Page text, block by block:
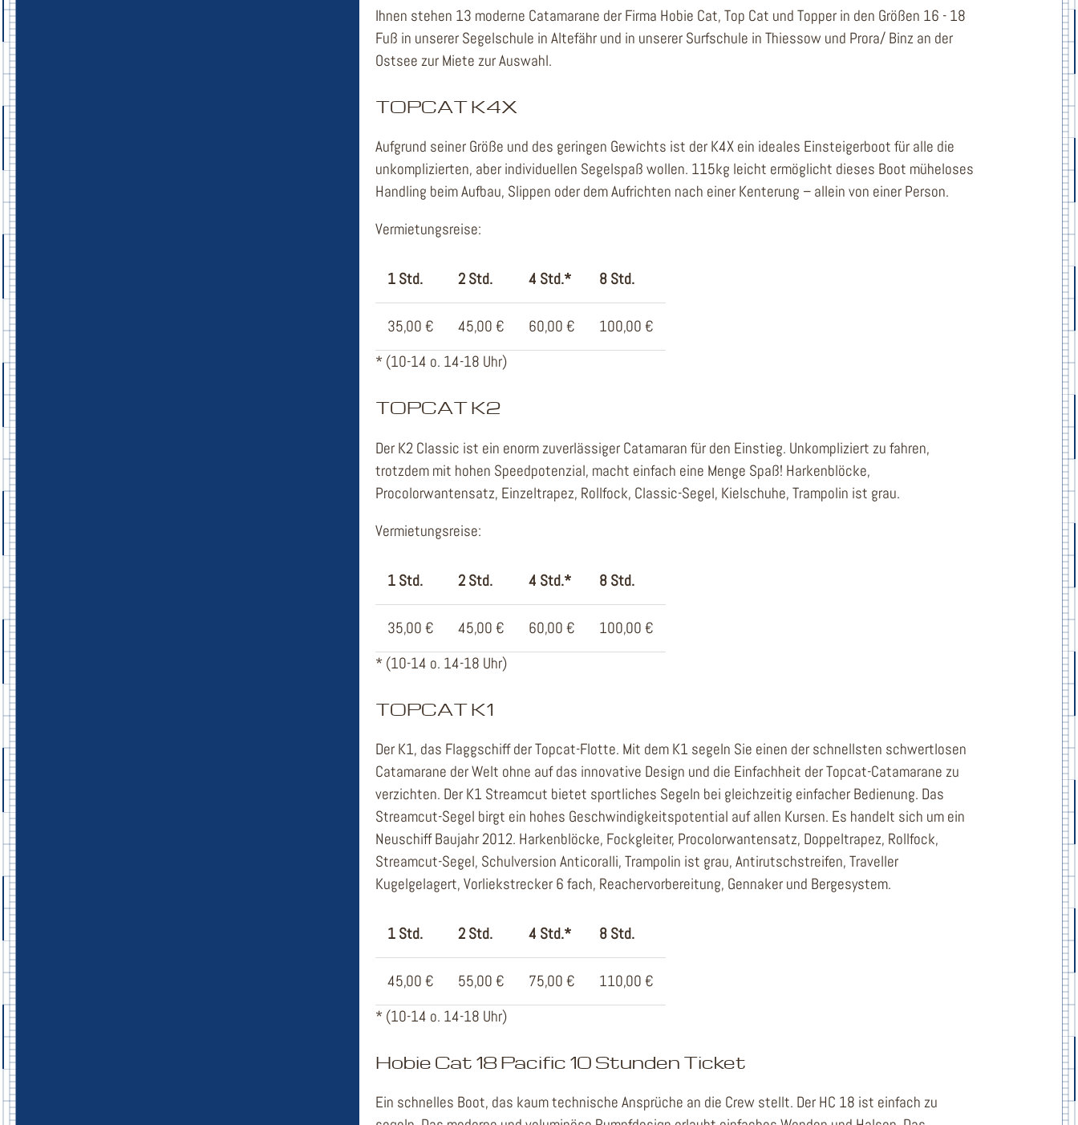
Ihnen stehen 13 moderne Catamarane der Firma Hobie Cat, Top Cat und Topper in den Größen 16 - 18
Fuß in unserer Segelschule in Altefähr und in unserer Surfschule in Thiessow und Prora/ Binz an der
Ostsee zur Miete zur Auswahl.
TOPCAT K4X
Aufgrund seiner Größe und des geringen Gewichts ist der K4X ein ideales Einsteigerboot für alle die
unkomplizierten, aber individuellen Segelspaß wollen. 115kg leicht ermöglicht dieses Boot müheloses
Handling beim Aufbau, Slippen oder dem Aufrichten nach einer Kenterung – allein von einer Person.
Vermietungsreise:
1 Std. 2 Std. 4 Std.* 8 Std.
35,00 € 45,00 € 60,00 €
100,00 €
* (10-14 o. 14-18 Uhr)
TOPCAT K2
Der K2 Classic ist ein enorm zuverlässiger Catamaran für den Einstieg. Unkompliziert zu fahren,
trotzdem mit hohen Speedpotenzial, macht einfach eine Menge Spaß! Harkenblöcke,
Procolorwantensatz, Einzeltrapez, Rollfock, Classic-Segel, Kielschuhe, Trampolin ist grau.
Vermietungsreise:
1 Std. 2 Std. 4 Std.* 8 Std.
35,00 € 45,00 € 60,00 €
100,00 €
* (10-14 o. 14-18 Uhr)
TOPCAT K1
Der K1, das Flaggschiff der Topcat-Flotte. Mit dem K1 segeln Sie einen der schnellsten schwertlosen
Catamarane der Welt ohne auf das innovative Design und die Einfachheit der Topcat-Catamarane zu
verzichten. Der K1 Streamcut bietet sportliches Segeln bei gleichzeitig einfacher Bedienung. Das
Streamcut-Segel birgt ein hohes Geschwindigkeitspotential auf allen Kursen. Es handelt sich um ein
Neuschiff Baujahr 2012. Harkenblöcke, Fockgleiter, Procolorwantensatz, Doppeltrapez, Rollfock,
Streamcut-Segel, Schulversion Anticoralli, Trampolin ist grau, Antirutschstreifen, Traveller
Kugelgelagert, Vorliekstrecker 6 fach, Reachervorbereitung, Gennaker und Bergesystem.
1 Std. 2 Std. 4 Std.* 8 Std.
45,00 € 55,00 € 75,00 €
110,00 €
* (10-14 o. 14-18 Uhr)
Hobie Cat 18 Pacific 10 Stunden Ticket
Ein schnelles Boot, das kaum technische Ansprüche an die Crew stellt. Der HC 18 ist einfach zu